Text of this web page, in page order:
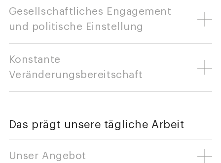
Gesellschaftliches Engagement
und politische Einstellung
Konstante
Veränderungsbereitschaft
Das prägt unsere tägliche Arbeit
Unser Angebot